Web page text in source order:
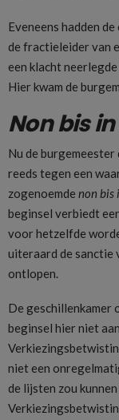
Eveneens hadden
de fractieleider van
een klacht
Hier kwam de
Non bis
Nu de
reeds tegen een
zogenoemde non bis
beginsel verbiedt
voor hetzelfde
uiteraard de sanctie
ontlopen.
De geschillenkamer
beginsel hier niet
niet een
de lijsten zou